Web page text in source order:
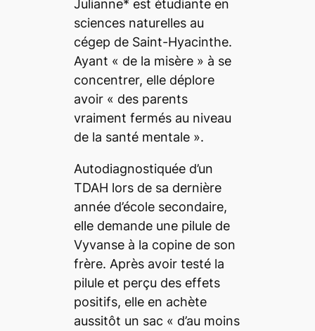
Julianne* est étudiante en
sciences naturelles au
cégep de Saint-Hyacinthe.
Ayant « de la misère » à se
concentrer, elle déplore
avoir « des parents
vraiment fermés au niveau
de la santé mentale ».
Autodiagnostiquée d’un
TDAH lors de sa dernière
année d’école secondaire,
elle demande une pilule de
Vyvanse à la copine de son
frère. Après avoir testé la
pilule et perçu des effets
positifs, elle en achète
aussitôt un sac « d’au moins